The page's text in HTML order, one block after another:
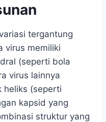
tergantung
virus memiliki
(seperti bola
virus lainnya
heliks (seperti
kapsid yang
struktur yang